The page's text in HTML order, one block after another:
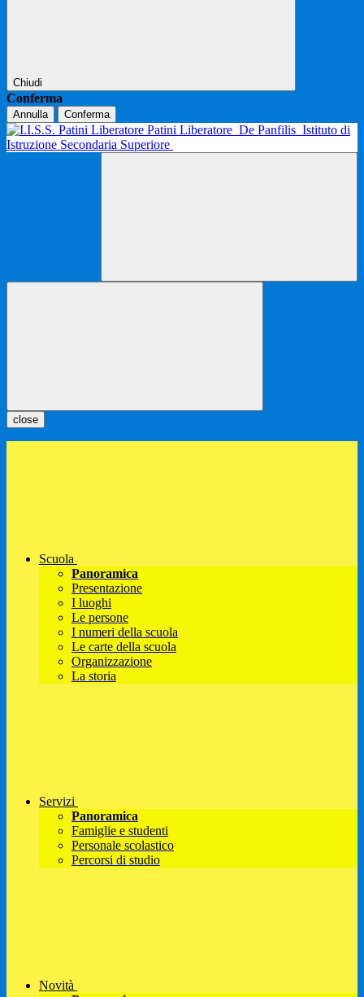
Chiudi
Conferma
Annulla Conferma
Patini Liberatore De Panfilis Istituto di
Istruzione Secondaria Superiore
close
Scuola
Panoramica
Presentazione
I luoghi
Le persone
I numeri della scuola
Le carte della scuola
Organizzazione
La storia
Servizi
Panoramica
Famiglie e studenti
Personale scolastico
Percorsi di studio
Novità